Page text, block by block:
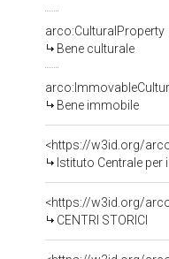
arco:CulturalProperty
Bene culturale
Bene immobile
<https://w3id.org/
Istituto Centrale
<https://w3id.org/
CENTRI STORICI